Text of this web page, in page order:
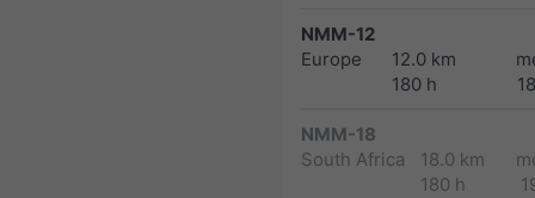
NMM-12
Europe
12.0 km
180 h
NMM-18
South Africa
18.0 km
180 h